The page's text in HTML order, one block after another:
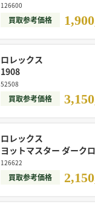
126600
買取参考価格
ロレックス
1908
52508
買取参考価格
ロレックス
ヨットマスター ダーク
126622
買取参考価格